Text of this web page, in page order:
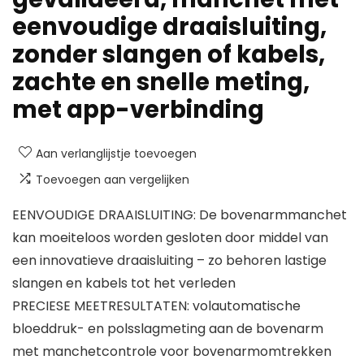
eenvoudige draaisluiting,
zonder slangen of kabels,
zachte en snelle meting,
met app-verbinding
Aan verlanglijstje toevoegen
Toevoegen aan vergelijken
EENVOUDIGE DRAAISLUITING: De bovenarmmanchet
kan moeiteloos worden gesloten door middel van
een innovatieve draaisluiting – zo behoren lastige
slangen en kabels tot het verleden
PRECIESE MEETRESULTATEN: volautomatische
bloeddruk- en polsslagmeting aan de bovenarm
met manchetcontrole voor bovenarmomtrekken